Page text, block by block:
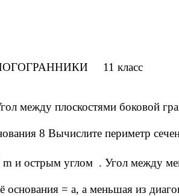
11 класс
между плоскостями боковой
8 Вычислите периметр
и острым углом . Угол между
= а, а меньшая из